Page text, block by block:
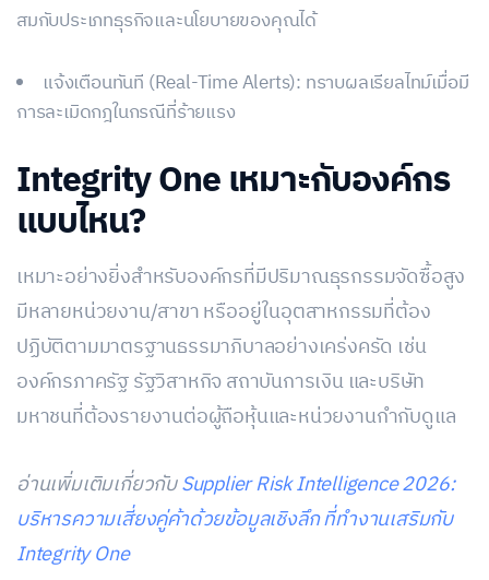
สมกับประเภทธุรกิจและนโยบายของคุณได้
แจ้งเตือนทันที (Real-Time Alerts): ทราบผลเรียลไทม์เมื่อมี
การละเมิดกฎในกรณีที่ร้ายแรง
Integrity One เหมาะกับองค์กร
แบบไหน?
เหมาะอย่างยิ่งสำหรับองค์กรที่มีปริมาณธุรกรรมจัดซื้อสูง
มีหลายหน่วยงาน/สาขา หรืออยู่ในอุตสาหกรรมที่ต้อง
ปฏิบัติตามมาตรฐานธรรมาภิบาลอย่างเคร่งครัด เช่น
องค์กรภาครัฐ รัฐวิสาหกิจ สถาบันการเงิน และบริษัท
มหาชนที่ต้องรายงานต่อผู้ถือหุ้นและหน่วยงานกำกับดูแล
อ่านเพิ่มเติมเกี่ยวกับSupplier Risk Intelligence 2026:
บริหารความเสี่ยงคู่ค้าด้วยข้อมูลเชิงลึก ที่ทำงานเสริมกับ
Integrity One